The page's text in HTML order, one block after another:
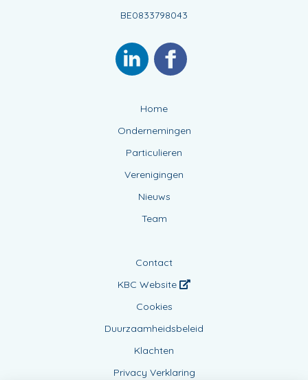
BE0833798043
Home
Ondernemingen
Particulieren
Verenigingen
Nieuws
Team
Contact
KBC Website
Cookies
Duurzaamheidsbeleid
Klachten
Privacy Verklaring